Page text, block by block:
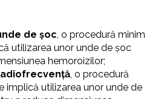
de șoc , o procedură minim
utilizarea unor unde de șoc
hemoroizilor;
, o procedură
implică utilizarea unor unde de